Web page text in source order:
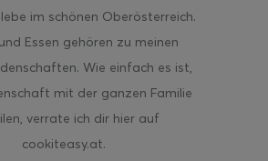
im schönen Oberösterreich.
Essen gehören zu meinen
Wie einfach es ist,
mit der ganzen Familie
verrate ich dir hier auf
cookiteasy.at.